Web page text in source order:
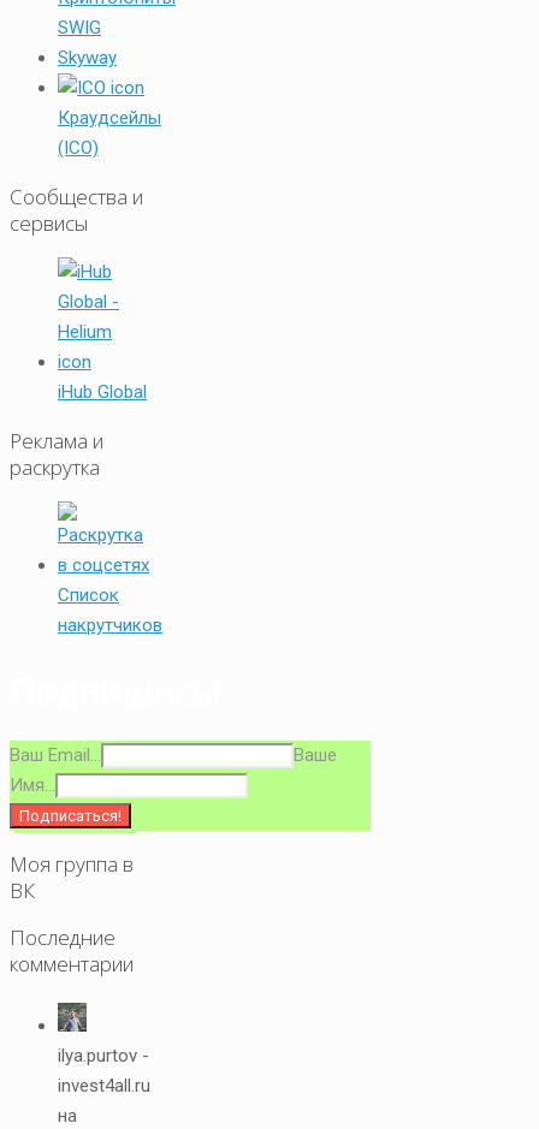
SWIG
Skyway
Краудсейлы
(ICO)
Сообщества и
сервисы
iHub Global
Реклама и
раскрутка
Список
накрутчиков
Ваш Email...
Ваше
Имя...
Моя группа в
ВК
Последние
комментарии
ilya.purtov -
invest4all.ru
на